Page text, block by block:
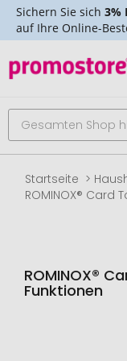
Sichern Sie sich 3%
auf Ihre Online-
Startseite
ROMINOX® Card
ROMINOX®
Funktionen